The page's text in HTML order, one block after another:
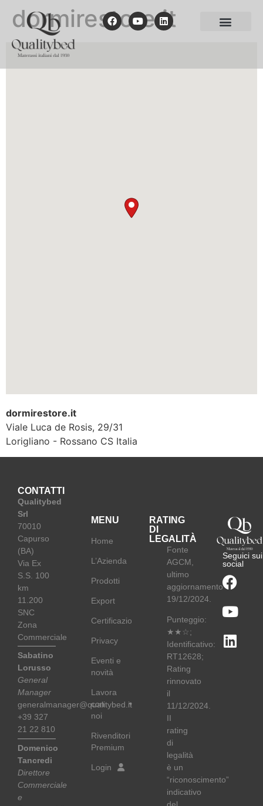
dormirestore.it
dormirestore.it
Viale Luca de Rosis, 29/31
Lorigliano - Rossano CS Italia
CONTATTI
Qualitybed
Srl
70010
Capurso
(BA)
Via Ex
S.S. 100
km
11.200
SNC
Zona
Commerciale
Sabatino
Lorusso
General
Manager
generalmanager@qualitybed.it
+39 327
21 22 810
Domenico
Tancredi
Direttore
Commerciale
e
MENU
Home
L’Azienda
Prodotti
Export
Certificazioni
Privacy
Eventi e
novità
Lavora
con
noi
Rivenditori
Premium
Login
RATING
DI
LEGALITÀ
Fonte
AGCM,
ultimo
aggiornamento
19/12/2024.
Punteggio:
★★☆;
Identificativo:
RT12628;
Rating
rinnovato
il
11/12/2024.
II
rating
di
legalità
è un
“riconoscimento”
indicativo
Seguici sui
social